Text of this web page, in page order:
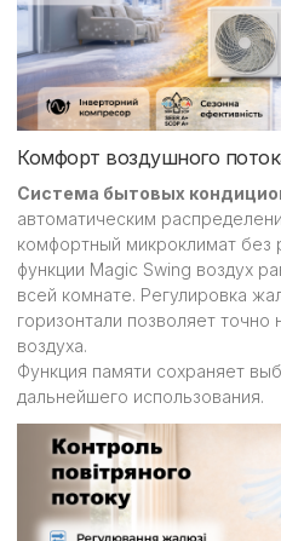
Комфорт воздушного
Система бытовых
автоматическим
комфортный микроклимат без
функции Magic Swing воздух
всей комнате. Регулировка
горизонтали позволяет точно
воздуха.
Функция памяти сохраняет
дальнейшего использования.